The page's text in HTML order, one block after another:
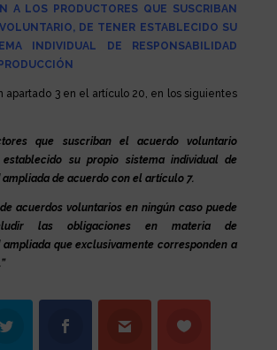
A LOS PRODUCTORES QUE SUSCRIBAN
DE TENER ESTABLECIDO SU
INDIVIDUAL DE RESPONSABILIDAD
apartado 3 en el artículo 20, en los siguientes
que suscriban el acuerdo voluntario
su propio sistema individual de
de acuerdo con el artículo 7.
acuerdos voluntarios en ningún caso puede
las obligaciones en materia de
ampliada que exclusivamente corresponden a